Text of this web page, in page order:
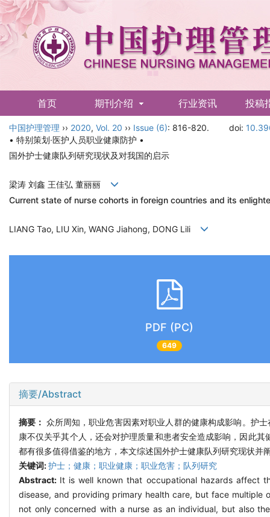
首页 期刊介绍 行业资讯 投稿
English
中国护理管理 ›› 2020, Vol. 20 ›› Issue (6): 816-820. doi:
• 特别策划·医护人员职业健康防护 •
国外护士健康队列研究现状及对我国的启示
梁涛 刘鑫 王佳弘 董丽丽
Current state of nurse cohorts in foreign countries and its
LIANG Tao, LIU Xin, WANG Jiahong, DONG Lili
PDF (PC)
649
摘要/Abstract
摘要： 众所周知，职业危害因素对职业人群的健康构成影响。护
康不仅关乎其个人，还会对护理质量和患者安全造成影响，因此
都有很多值得借鉴的地方，本文综述国外护士健康队列研究现状并
关键词:护士；健康；职业健康；职业危害；队列研究
Abstract: It is well known that occupational hazards affect
disease, and providing primary health care, but face multiple
not only concerned with a nurse as an individual, but also